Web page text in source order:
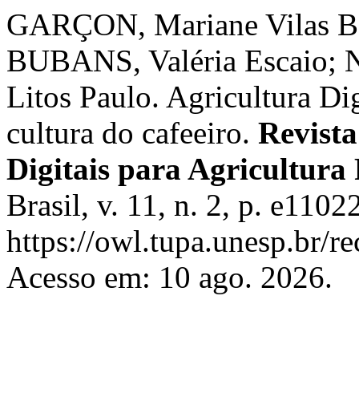
GARÇON, Mariane Vilas
BUBANS, Valéria Escaio;
Litos Paulo. Agricultura
cultura do cafeeiro.
Digitais para Agricultura
Brasil, v. 11, n. 2, p.
https://owl.tupa.unesp.br/
Acesso em: 10 ago. 2026.